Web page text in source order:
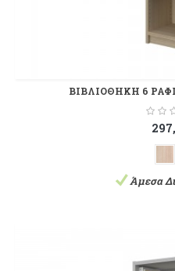
ΒΙΒΛΙΟΘΗΚΗ 6
Άμεσα